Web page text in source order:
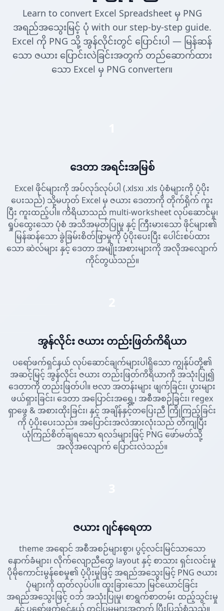
Learn to convert Excel Spreadsheet မှ PNG
အရည်အသွေးမြင့် ပုံ with our step-by-step guide.
Excel ကို PNG သို့ အွန်လိုင်းတွင် ပြောင်းပါ — မြန်ဆန်
သော ဇယား ပြောင်းလဲခြင်းအတွက် တည်ဆောက်ထား
သော Excel မှ PNG converter။
ဒေတာ အရင်းအမြစ်
Excel ဖိုင်များကို အပ်လုဒ်လုပ်ပါ (.xlsx၊ .xls ပုံစံများကို ပံ့ပိုး
ပေးသည်) သို့မဟုတ် Excel မှ ဇယား ဒေတာကို တိုက်ရိုက် ကူး
ပြီး ကူးထည့်ပါ။ ကိရိယာသည် multi-worksheet လုပ်ဆောင်မှု၊
ရှုပ်ထွေးသော ပုံစံ အသိအမှတ်ပြုမှု နှင့် ကြီးမားသော ဖိုင်များ၏
မြန်ဆန်သော ခွဲခြမ်းစိတ်ဖြာမှုကို ပံ့ပိုးပေးပြီး ပေါင်းစပ်ထား
သော ဆဲလ်များ နှင့် ဒေတာ အမျိုးအစားများကို အလိုအလျောက်
ကိုင်တွယ်သည်။
အွန်လိုင်း ဇယား တည်းဖြတ်ကိရိယာ
ပရော်ဖက်ရှင်နယ် လုပ်ဆောင်ချက်များပါရှိသော ကျွန်ုပ်တို့၏
အဆင့်မြင့် အွန်လိုင်း ဇယား တည်းဖြတ်ကိရိယာကို အသုံးပြု၍
ဒေတာကို တည်းဖြတ်ပါ။ ဗလာ အတန်းများ ဖျက်ခြင်း၊ ပွားများ
ဖယ်ရှားခြင်း၊ ဒေတာ အပြောင်းအရွှေ့၊ အစီအစဉ်ခြင်း၊ regex
ရှာဖွေ & အစားထိုးခြင်း၊ နှင့် အချိန်နှင့်တပြေးညီ ကြိုကြည့်ခြင်း
ကို ပံ့ပိုးပေးသည်။ အပြောင်းအလဲအားလုံးသည် တိကျပြီး
ယုံကြည်စိတ်ချရသော ရလဒ်များဖြင့် PNG ဖော်မတ်သို့
အလိုအလျောက် ပြောင်းလဲသည်။
ဇယား ဂျင်နရေတာ
theme အရောင် အစီအစဉ်များစွာ၊ ပွင့်လင်းမြင်သာသော
နောက်ခံများ၊ လိုက်လျောညီထွေ layout နှင့် စာသား ရှင်းလင်းမှု
ပိုမိုကောင်းမွန်စေမှု၏ ပံ့ပိုးမှုဖြင့် အရည်အသွေးမြင့် PNG ဇယား
ပုံများကို ထုတ်လုပ်ပါ။ ထူးခြားသော မြင်ယောင်ခြင်း
အရည်အသွေးဖြင့် ဝဘ် အသုံးပြုမှု၊ စာရွက်စာတမ်း ထည့်သွင်းမှု
နှင့် ပရော်ဖက်ရှင်နယ် တင်ပြမှုများအတွက် ပြီးပြည့်စုံသည်။